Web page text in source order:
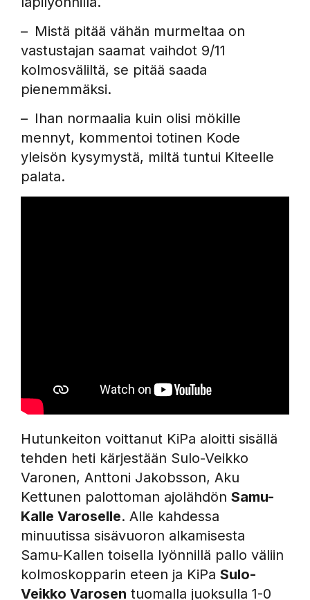
– Mistä pitää vähän murmeltaa on
vastustajan saamat vaihdot 9/11
kolmosväliltä, se pitää saada
pienemmäksi.
– Ihan normaalia kuin olisi mökille
mennyt, kommentoi totinen Kode
yleisön kysymystä, miltä tuntui Kiteelle
palata.
Hutunkeiton voittanut KiPa aloitti sisällä
tehden heti kärjestään Sulo-Veikko
Varonen, Anttoni Jakobsson, Aku
Kettunen palottoman ajolähdön Samu-
Kalle Varoselle. Alle kahdessa
minuutissa sisävuoron alkamisesta
Samu-Kallen toisella lyönnillä pallo väliin
kolmoskopparin eteen ja KiPa Sulo-
Veikko Varosen tuomalla juoksulla 1-0